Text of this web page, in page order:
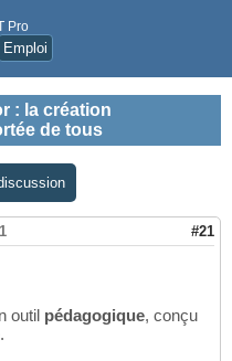
Pro
Emploi
: la création
de tous
#21
outil pédagogique, conçu